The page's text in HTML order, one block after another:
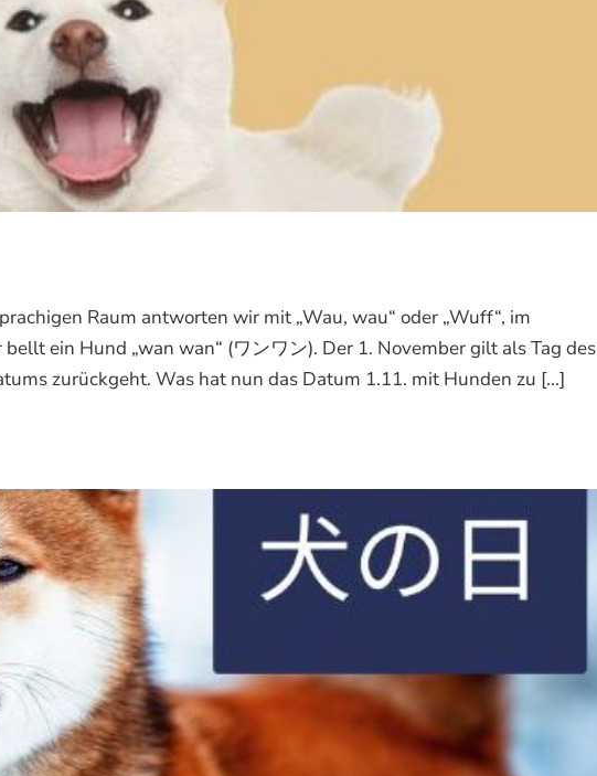
Raum antworten wir mit „Wau, wau“ oder „Wuff“, im
ein Hund „wan wan“ (ワンワン). Der 1. November gilt als Tag des
zurückgeht. Was hat nun das Datum 1.11. mit Hunden zu [...]